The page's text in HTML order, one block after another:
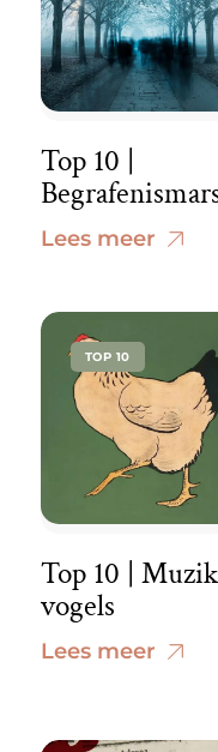
Top 10 |
Lees meer
TOP 10
Top 10 |
vogels
Lees meer